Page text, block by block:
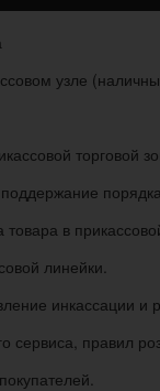
узле
торговой
в
линейки.
инкассации и
сервиса, правил